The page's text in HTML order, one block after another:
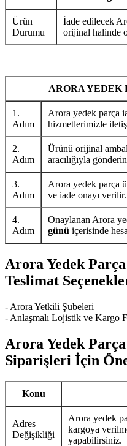
Ürün
Durumu
İade edilecek
orijinal halinde
ARORA YEDEK
1.
Adım
Arora yedek parça
hizmetlerimizle
2.
Adım
Ürünü orijinal
aracılığıyla
3.
Adım
Arora yedek parça
ve iade onayı verilir.
4.
Adım
Onaylanan Arora
günü içerisinde
Arora Yedek
Teslimat
- Arora Yetkili Şubeleri
- Anlaşmalı Lojistik ve Kargo
Arora Yedek
Siparişleri İçin
Konu
Adres
Değişikliği
Arora yedek
kargoya
yapabilirsiniz.